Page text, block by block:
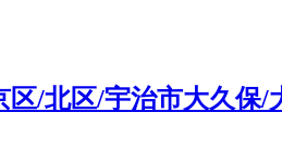
/北区/宇治市大久保/